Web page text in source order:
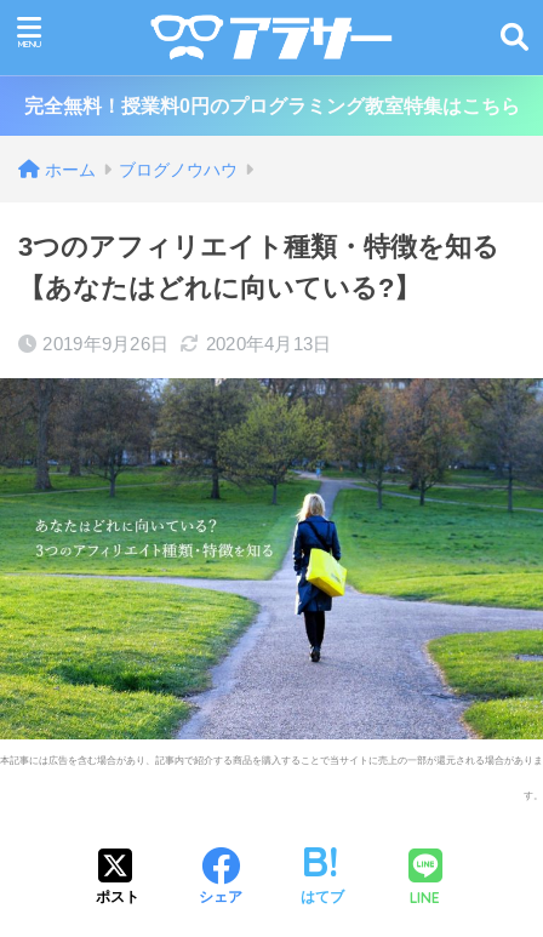
完全無料！授業料0円のプログラミング教室特集はこちら
ホーム ブログノウハウ
3つのアフィリエイト種類・特徴を知る
【あなたはどれに向いている?】
2019年9月26日 2020年4月13日
ポスト シェア はてブ LINE